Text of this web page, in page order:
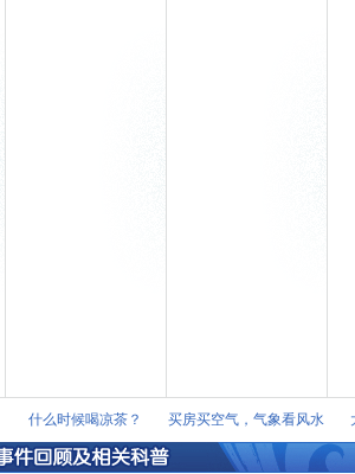
什么时候喝凉茶？ 买房买空气，气象看风水